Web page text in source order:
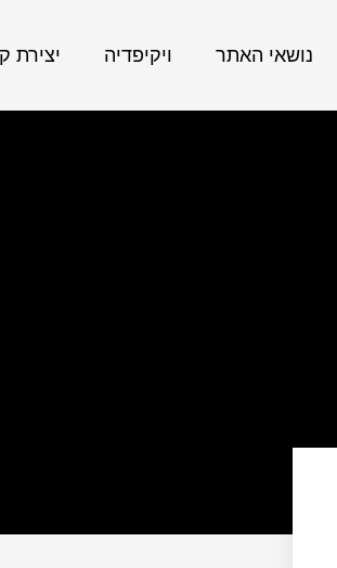
נושאי האתר ויקיפדיה יצירת